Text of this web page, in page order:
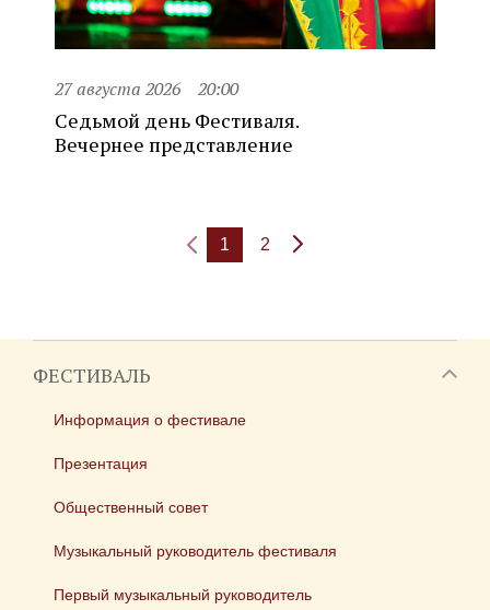
27 августа 2026 20:00
Седьмой день Фестиваля.
Вечернее представление
1 2
ФЕСТИВАЛЬ
Информация о фестивале
Презентация
Общественный совет
Музыкальный руководитель фестиваля
Первый музыкальный руководитель